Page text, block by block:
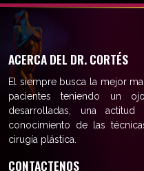
ACERCA DEL DR. CORTÉS
El siempre busca la mejor
pacientes teniendo un
desarrolladas, una
conocimiento de las
cirugía plástica.
CONTACTENOS